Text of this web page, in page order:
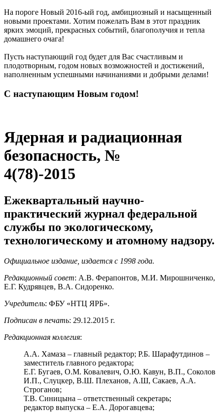
На пороге Новый 2016-ый год, амбициозный и насыщенный
новыми проектами. Хотим пожелать Вам в этот праздник
ярких эмоций, прекрасных событий, благополучия и тепла
домашнего очага!
Пусть наступающий год будет для Вас счастливым и
плодотворным, годом новых возможностей и достижений,
наполненным успешными начинаниями и добрыми делами!
С наступающим Новым годом!
Ядерная и радиационная
безопасность, №
4(78)-2015
Ежеквартальный научно-
практический журнал федеральной
службы по экологическому,
технологическому и атомному надзору.
Официальное издание, издается с 1998 года.
Редакционный совет: А.В. Ферапонтов, М.И. Мирошниченко,
Е.Г. Кудрявцев, В.А. Сидоренко.
Учредитель: ФБУ «НТЦ ЯРБ».
Подписан в печать: 29.12.2015 г.
Редакционная коллегия:
А.А. Хамаза – главный редактор; Р.Б. Шарафутдинов –
заместитель главного редактора;
Е.Г. Бугаев, О.М. Ковалевич, О.Ю. Кавун, В.П., Соколов
И.П., Слуцкер, В.Ш. Плеханов, А.Ш, Сакаев, А.А.
Строганов;
Т.В. Синицына – ответственный секретарь;
редактор выпуска – Е.А. Дорогавцева;